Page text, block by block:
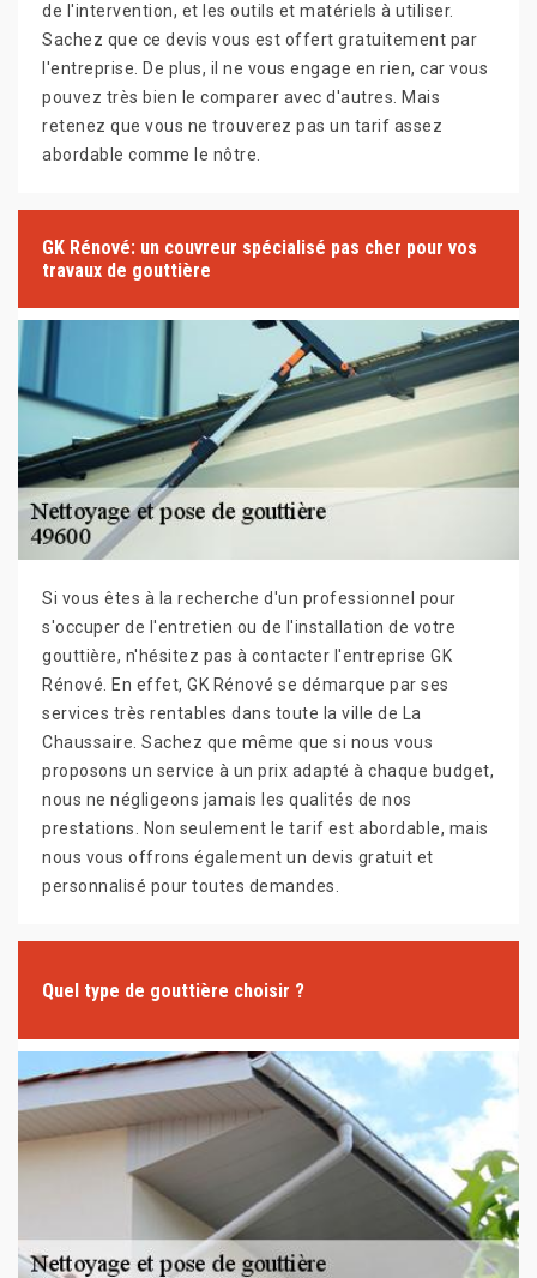
de l'intervention, et les outils et matériels à utiliser.
Sachez que ce devis vous est offert gratuitement par
l'entreprise. De plus, il ne vous engage en rien, car vous
pouvez très bien le comparer avec d'autres. Mais
retenez que vous ne trouverez pas un tarif assez
abordable comme le nôtre.
GK Rénové: un couvreur spécialisé pas cher pour vos
travaux de gouttière
Si vous êtes à la recherche d'un professionnel pour
s'occuper de l'entretien ou de l'installation de votre
gouttière, n'hésitez pas à contacter l'entreprise GK
Rénové. En effet, GK Rénové se démarque par ses
services très rentables dans toute la ville de La
Chaussaire. Sachez que même que si nous vous
proposons un service à un prix adapté à chaque budget,
nous ne négligeons jamais les qualités de nos
prestations. Non seulement le tarif est abordable, mais
nous vous offrons également un devis gratuit et
personnalisé pour toutes demandes.
Quel type de gouttière choisir ?